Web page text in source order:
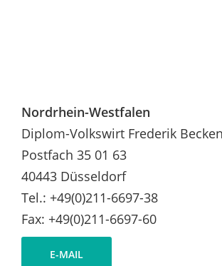
Nordrhein-Westfalen
Diplom-Volkswirt Frederik
Postfach 35 01 63
40443 Düsseldorf
Tel.: +49(0)211-6697-38
Fax: +49(0)211-6697-60
E-MAIL